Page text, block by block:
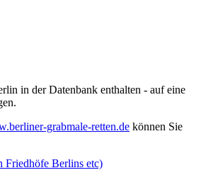
in der Datenbank enthalten - auf eine
grabmale-retten.de können Sie
Friedhöfe Berlins etc)